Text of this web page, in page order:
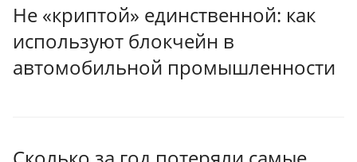
Не «криптой» единственной: как
используют блокчейн в
автомобильной промышленности